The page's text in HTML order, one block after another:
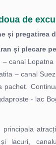
de
și pregatirea
și plecare
– canal
– canal
pachet.
- lac
lacuri,